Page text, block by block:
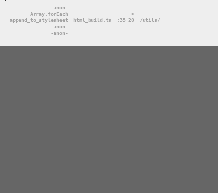
-anon-
Array.forEach
>
append_to_stylesheet
html_build.ts :35:20
/utils/
-anon-
-anon-